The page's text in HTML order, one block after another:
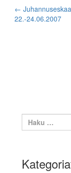
Post
←
22.-24.06.2007
Haku: